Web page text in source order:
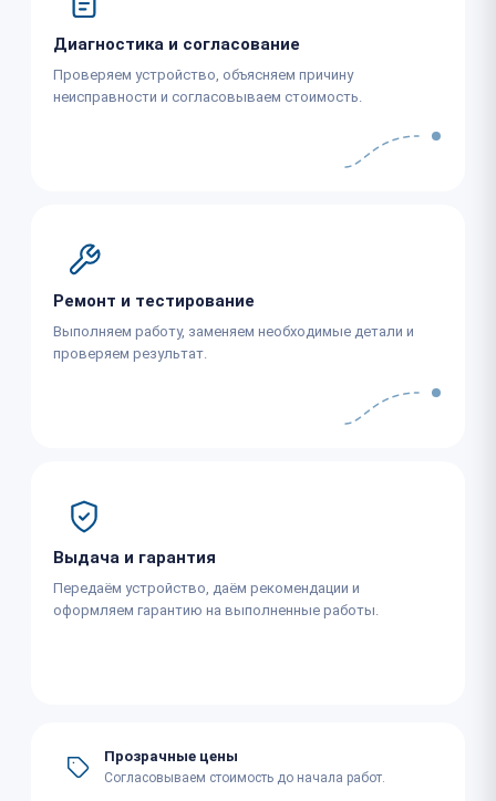
Диагностика и согласование
Проверяем устройство, объясняем причину
неисправности и согласовываем стоимость.
Ремонт и тестирование
Выполняем работу, заменяем необходимые детали и
проверяем результат.
Выдача и гарантия
Передаём устройство, даём рекомендации и
оформляем гарантию на выполненные работы.
Прозрачные цены
Согласовываем стоимость до начала работ.